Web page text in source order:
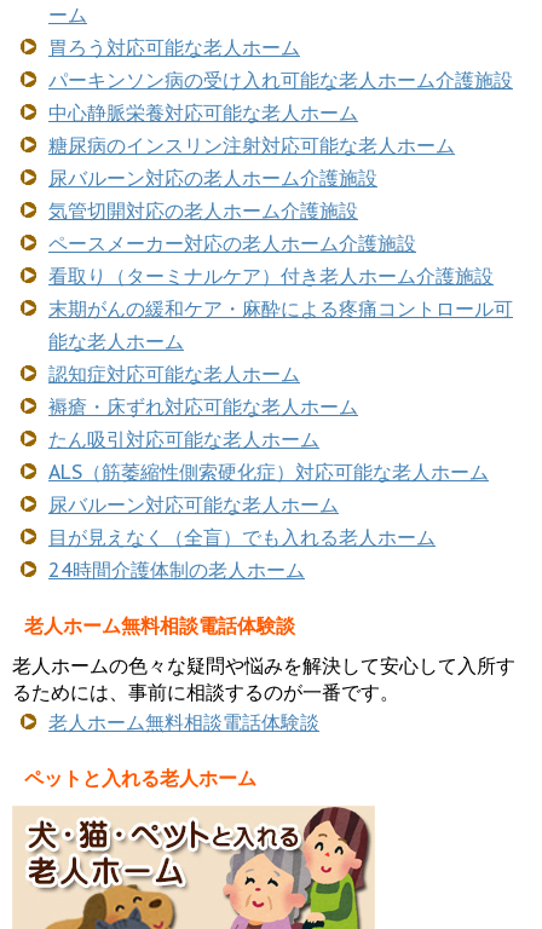
ーム
胃ろう対応可能な老人ホーム
パーキンソン病の受け入れ可能な老人ホーム介護施設
中心静脈栄養対応可能な老人ホーム
糖尿病のインスリン注射対応可能な老人ホーム
尿バルーン対応の老人ホーム介護施設
気管切開対応の老人ホーム介護施設
ペースメーカー対応の老人ホーム介護施設
看取り（ターミナルケア）付き老人ホーム介護施設
末期がんの緩和ケア・麻酔による疼痛コントロール可
能な老人ホーム
認知症対応可能な老人ホーム
褥瘡・床ずれ対応可能な老人ホーム
たん吸引対応可能な老人ホーム
ALS（筋萎縮性側索硬化症）対応可能な老人ホーム
尿バルーン対応可能な老人ホーム
目が見えなく（全盲）でも入れる老人ホーム
24時間介護体制の老人ホーム
老人ホーム無料相談電話体験談
老人ホームの色々な疑問や悩みを解決して安心して入所す
るためには、事前に相談するのが一番です。
老人ホーム無料相談電話体験談
ペットと入れる老人ホーム